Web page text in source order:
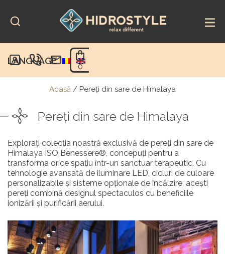
content
LANGUAGE
0
Acasă / Pereți din sare de Himalaya
Pereți din sare de Himalaya
Explorați colecția noastră exclusivă de pereți din sare de
Himalaya ISO Benessere®, concepuți pentru a
transforma orice spațiu într-un sanctuar terapeutic. Cu
tehnologie avansată de iluminare LED, cicluri de culoare
personalizabile și sisteme opționale de încălzire, acești
pereți combină designul spectaculos cu beneficiile
ionizării și purificării aerului.